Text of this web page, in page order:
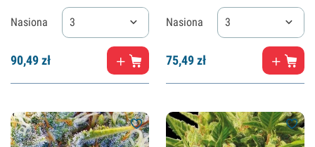
Nasiona 3
90,49zł
Nasiona 3
75,49zł